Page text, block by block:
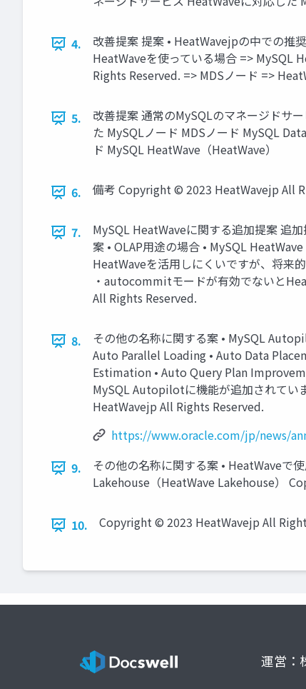
4.
改善提案 提案 • HeatWavejpの中での推
HeatWaveを使っている場合 => MySQL
Rights Reserved. => MDSノード =>
5.
改善提案 通常のMySQLのマネージドサ
た MySQLノード MDSノード MySQL
ド MySQL HeatWave（HeatWave）
6. 備考 Copyright © 2023 HeatWavejp All
7.
MySQL HeatWaveに関する追加提案 追
案 • OLAP用途の場合 • MySQL
HeatWaveを活用しにくいですが、将来
・autocommitモードが有効でないと
All Rights Reserved.
8.
その他の名称に関する案 • MySQL
Auto Parallel Loading • Auto Data
Estimation • Auto Query Plan
MySQL Autopilotに機能が追加されて
HeatWavejp All Rights Reserved.
https://www.oracle.com/jp/news/
9.
その他の名称に関する案 • HeatWaveで
Lakehouse（HeatWave Lakehouse）
10. Copyright © 2023 HeatWavejp All
運営：